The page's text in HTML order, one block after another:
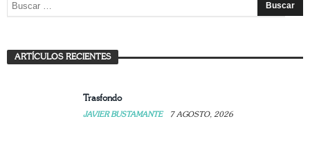
ARTÍCULOS RECIENTES
JAVIER BUSTAMANTE 7 AGOSTO, 2026
Trasfondo
JAVIER BUSTAMANTE 7 AGOSTO, 2026